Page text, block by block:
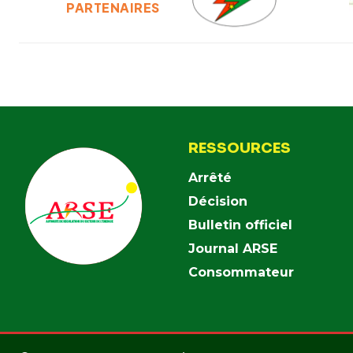
PARTENAIRES
RESSOURCES
Arrêté
Décision
Bulletin officiel
Journal ARSE
Consommateur